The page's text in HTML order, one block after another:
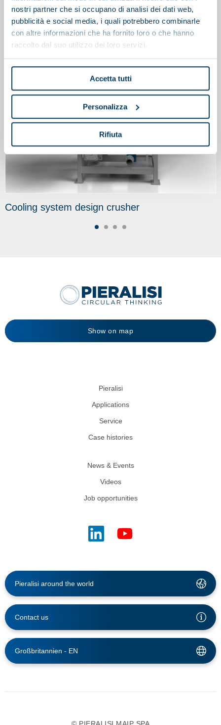
nostri partner che si occupano di analisi dei dati web,
pubblicità e social media, i quali potrebbero combinarle
con altre informazioni che ha fornito loro o che hanno
raccolto dal suo utilizzo dei loro servizi.
Accetta tutti
Personalizza
Rifiuta
You may also be interested in
Cooling system design crusher
Show on map
Pieralisi
Applications
Service
Case histories
News & Events
Videos
Job opportunities
Pieralisi around the world
Contact us
Großbritannien - EN
© PIERALISI MAIP SPA